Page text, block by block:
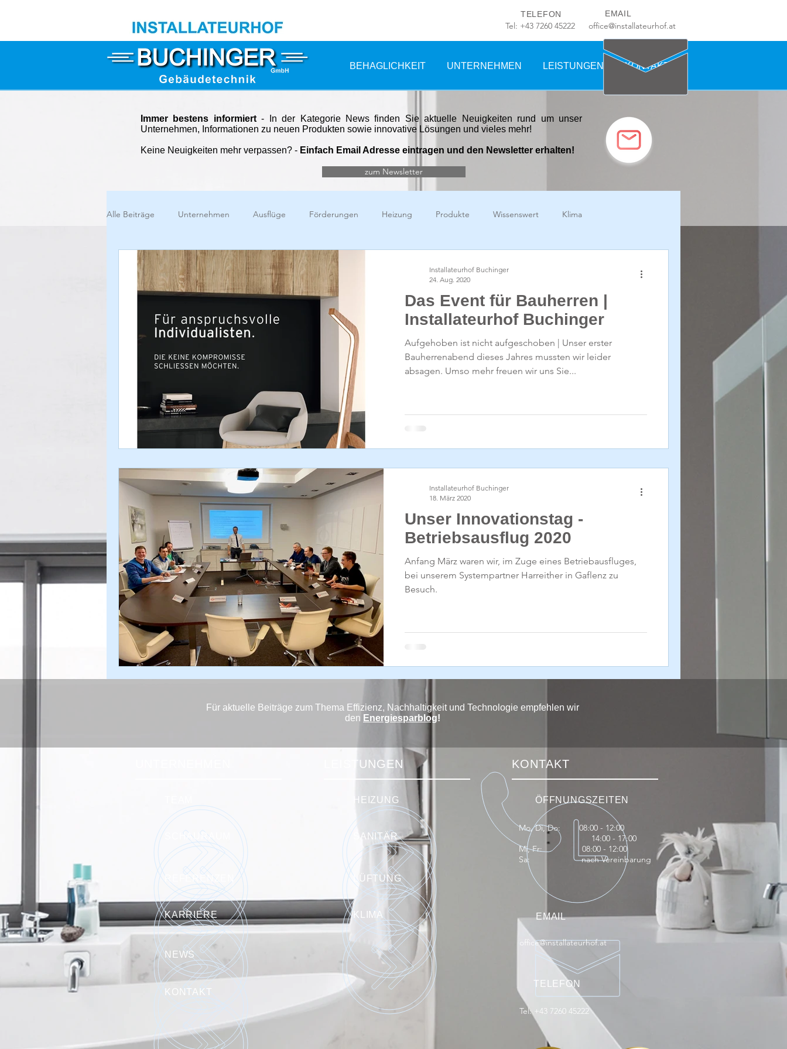
BEHAGLICHKEIT UNTERNEHMEN LEISTUNGEN KONTAKT
TELEFON EMAIL
office@installateurhof.at
Tel: +43 7260 45222
Immer bestens informiert- In der Kategorie News finden Sie aktuelle Neuigkeiten rund um unser
Unternehmen, Informationen zu neuen Produkten sowie innovative Lösungen und vieles mehr!
Keine Neuigkeiten mehr verpassen? - Einfach Email Adresse eintragen und den Newsletter erhalten!
zum Newsletter
Alle Beiträge Unternehmen Ausflüge Förderungen Heizung Produkte Wissenswert Klima
Das Event für Bauherren |
Installateurhof Buchinger
Aufgehoben ist nicht aufgeschoben | Unser erster
Bauherrenabend dieses Jahres mussten wir leider
absagen. Umso mehr freuen wir uns Sie...
Installateurhof Buchinger
24. Aug. 2020
Unser Innovationstag -
Betriebsausflug 2020
Anfang März waren wir, im Zuge eines Betriebausfluges,
bei unserem Systempartner Harreither in Gaflenz zu
Besuch.
Installateurhof Buchinger
18. März 2020
Für aktuelle Beiträge zum Thema Effizienz, Nachhaltigkeit und Technologie empfehlen wir
den Energiesparblog!
SCHAURAUM
REFERENZEN
KARRIERE
NEWS
KONTAKT
LEISTUNGEN
HEIZUNG
SANITÄR
LÜFTUNG
KLIMA
KONTAKT
ÖFFNUNGSZEITEN
Mo, Di, Do: 08:00 - 12:00
14:00 - 17:00
Mi, Fr: 08:00 - 12:00
Sa: nach Vereinbarung
EMAIL
office@installateurhof.at
TELEFON
Tel: +43 7260 45222